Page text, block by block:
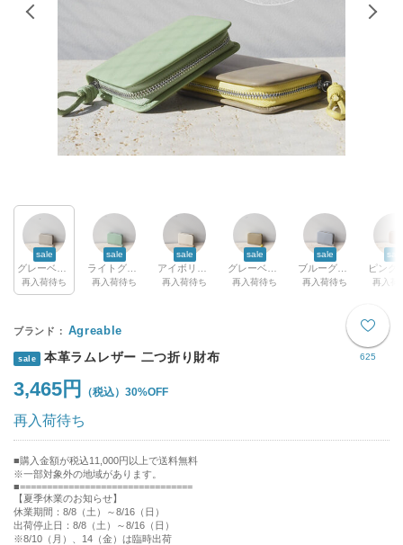
sale
再入荷待ち
sale
再入荷待ち
sale
再入荷待ち
sale
再入荷待ち
sale
再入荷待ち
sale
再入荷
625
Agreable
sale 本革ラムレザー 二つ折り財布
3,465円 30%OFF
再入荷待ち
購入金額が税込11,000円以上で送料無料
※一部対象外の地域があります。
================================
【夏季休業のお知らせ】
休業期間：8/8（土）～8/16（日）
出荷停止日：8/8（土）～8/16（日）
※8/10（月）、14（金）は臨時出荷